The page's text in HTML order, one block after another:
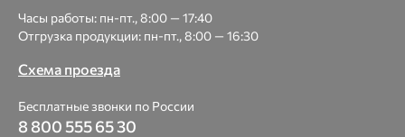
Часы работы: пн-пт., 8:00 — 17:40
Отгрузка продукции: пн-пт., 8:00 — 16:30
Схема проезда
Бесплатные звонки по России
8 800 555 65 30